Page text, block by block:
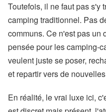
Toutefois, il ne faut pas s'y
camping traditionnel. Pas
communs. Ce n'est pas un
pensée pour les camping-
veulent juste se poser,
et repartir vers de
En réalité, le vrai luxe ici,